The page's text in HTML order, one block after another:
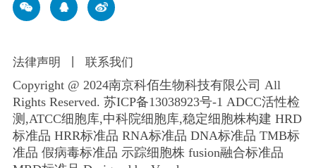
法律声明 联系我们
Copyright @ 2024南京科佰生物科技有限公司 All
Rights Reserved. 苏ICP备13038923号-1 ADCC活性检
测,ATCC细胞库,中科院细胞库,稳定细胞株构建 HRD
标准品 HRR标准品 RNA标准品 DNA标准品 TMB标
准品 假病毒标准品 示踪细胞株 fusion融合标准品